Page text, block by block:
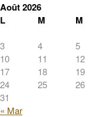
Août 2026
L
M M
3
4 5
10
11 12
17
18 19
24
25 26
31
« Mar